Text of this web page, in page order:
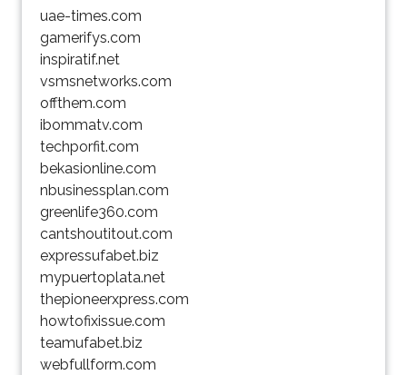
uae-times.com
gamerifys.com
inspiratif.net
vsmsnetworks.com
offthem.com
ibommatv.com
techporfit.com
bekasionline.com
nbusinessplan.com
greenlife360.com
cantshoutitout.com
expressufabet.biz
mypuertoplata.net
thepioneerxpress.com
howtofixissue.com
teamufabet.biz
webfullform.com